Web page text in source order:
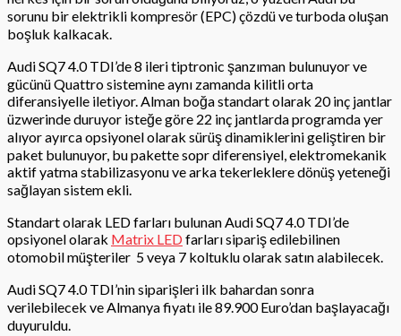
sorunu bir elektrikli kompresör (EPC) çözdü ve turboda oluşan
boşluk kalkacak.
Audi SQ7 4.0 TDI’de 8 ileri tiptronic şanzıman bulunuyor ve
gücünü Quattro sistemine aynı zamanda kilitli orta
diferansiyelle iletiyor. Alman boğa standart olarak 20 inç jantlar
üzwerinde duruyor isteğe göre 22 inç jantlarda programda yer
alıyor ayırca opsiyonel olarak sürüş dinamiklerini geliştiren bir
paket bulunuyor, bu pakette sopr diferensiyel, elektromekanik
aktif yatma stabilizasyonu ve arka tekerleklere dönüş yeteneği
sağlayan sistem ekli.
Standart olarak LED farları bulunan Audi SQ7 4.0 TDI’de
opsiyonel olarak Matrix LEDfarları sipariş edilebilinen
otomobil müşteriler 5 veya 7 koltuklu olarak satın alabilecek.
Audi SQ7 4.0 TDI’nin siparişleri ilk bahardan sonra
verilebilecek ve Almanya fiyatı ile 89.900 Euro’dan başlayacağı
duyuruldu.